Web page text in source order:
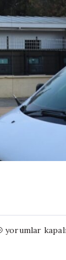
17
yorumlar